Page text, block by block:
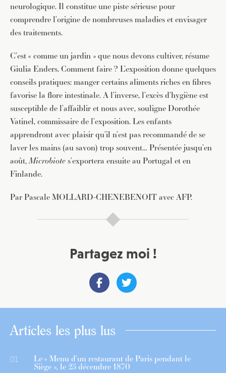
neurologique. Il constitue une piste sérieuse pour
comprendre l’origine de nombreuses maladies et envisager
des traitements.
C’est « comme un jardin » que nous devons cultiver, résume
Giulia Enders. Comment faire ? L’exposition donne quelques
conseils pratiques: manger certains aliments riches en fibres
favorise la flore intestinale. A l’inverse, l’excès d’hygiène est
susceptible de l’affaiblir et nous avec, souligne Dorothée
Vatinel, commissaire de l’exposition. Les enfants
apprendront avec plaisir qu’il n’est pas recommandé de se
laver les mains (au savon) trop souvent… Présentée jusqu’en
août,Microbiotes’exportera ensuite au Portugal et en
Finlande.
Par Pascale MOLLARD-CHENEBENOIT avec AFP.
Partagez moi !
Articles les plus lus
01 Le « Menu d’un restaurant de Paris pendant le
Siège », le 25 décembre 1870